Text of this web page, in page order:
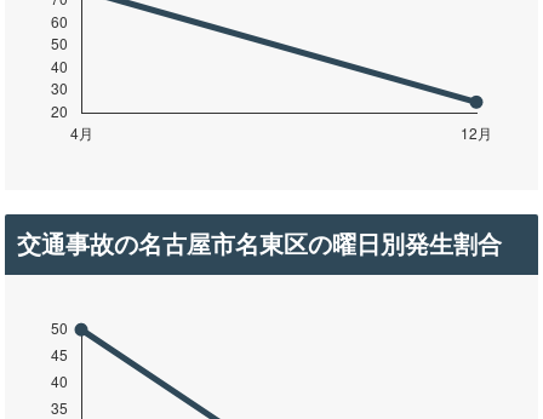
交通事故の名古屋市名東区の曜日別発生割合